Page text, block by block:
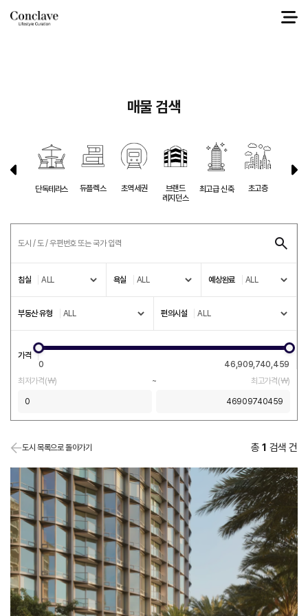
a.ci_ix = '4' and a.sl_ko_price between 0 and 46909740459 order by a.sl_fix_top
desc, a.sl_datetime desc
매물 검색
단독테라스 듀플렉스 초역세권
브랜드
레지던스
최고급 신축 초고층
침실 욕실 예상완료
부동산 유형 편의시설
가격
0
46,909,740,459
최저가격(￦)
~ 최고가격(￦)
도시 목록으로 돌아가기 총1 검색 건